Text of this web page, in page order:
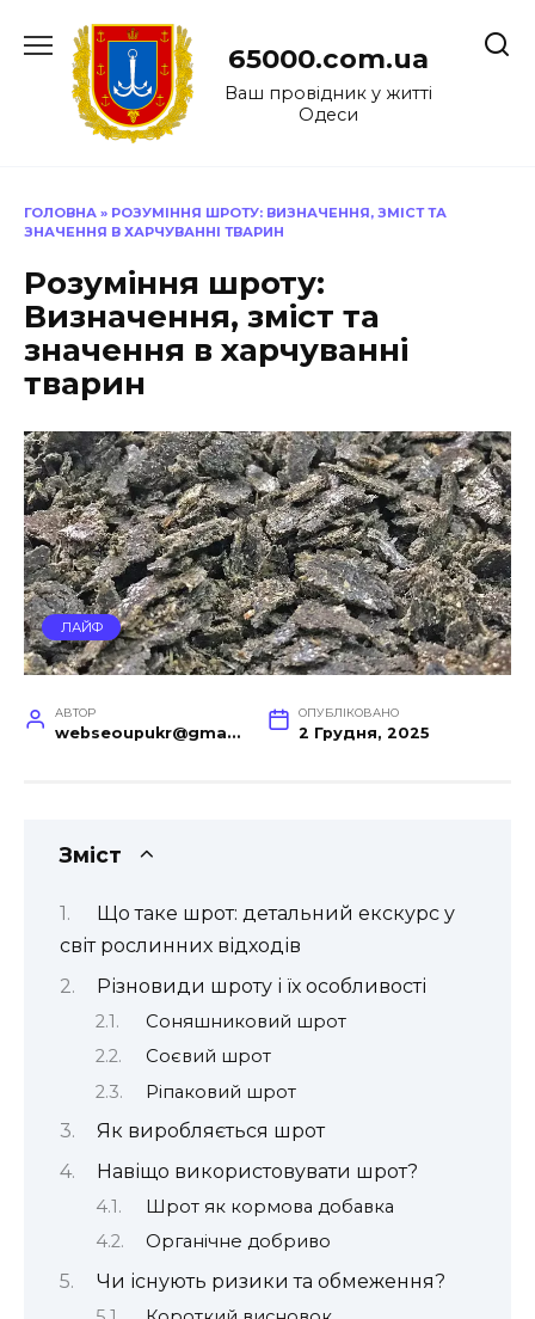
до
65000.com.ua
Ваш провідник у житті
Одеси
ГОЛОВНА » РОЗУМІННЯ ШРОТУ: ВИЗНАЧЕННЯ, ЗМІСТ ТА
ЗНАЧЕННЯ В ХАРЧУВАННІ ТВАРИН
Розуміння шроту:
Визначення, зміст та
значення в харчуванні
тварин
ЛАЙФ
АВТОР
webseoupukr@gmail.com
ОПУБЛІКОВАНО
2 Грудня, 2025
Зміст
Що таке шрот: детальний екскурс у
світ рослинних відходів
Різновиди шроту і їх особливості
Соняшниковий шрот
Соєвий шрот
Ріпаковий шрот
Як виробляється шрот
Навіщо використовувати шрот?
Шрот як кормова добавка
Органічне добриво
Чи існують ризики та обмеження?